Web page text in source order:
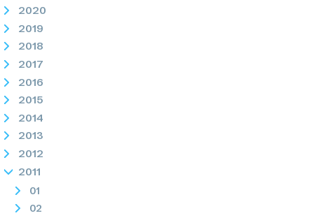
2020
2019
2018
2017
2016
2015
2014
2013
2012
2011
01
02